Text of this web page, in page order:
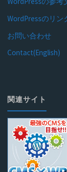
WordPressのリン
お問い合わせ
Contact(English)
関連サイト